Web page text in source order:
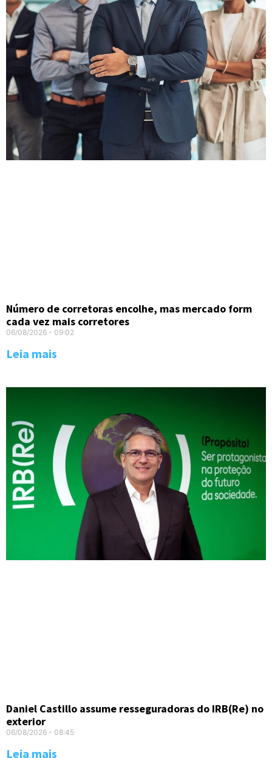
Número de corretoras encolhe, mas mercado form
cada vez mais corretores
06/08/2026 09:02
Leia mais
Daniel Castillo assume resseguradoras do IRB(Re) no
exterior
06/08/2026 08:45
Leia mais